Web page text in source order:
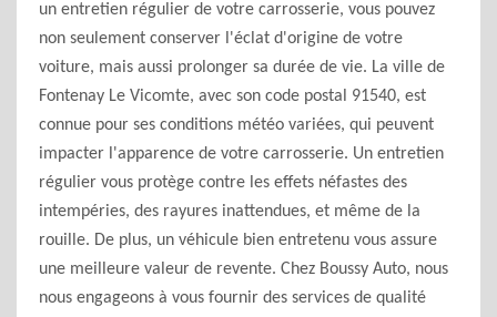
un entretien régulier de votre carrosserie, vous pouvez
non seulement conserver l'éclat d'origine de votre
voiture, mais aussi prolonger sa durée de vie. La ville de
Fontenay Le Vicomte, avec son code postal 91540, est
connue pour ses conditions météo variées, qui peuvent
impacter l'apparence de votre carrosserie. Un entretien
régulier vous protège contre les effets néfastes des
intempéries, des rayures inattendues, et même de la
rouille. De plus, un véhicule bien entretenu vous assure
une meilleure valeur de revente. Chez Boussy Auto, nous
nous engageons à vous fournir des services de qualité